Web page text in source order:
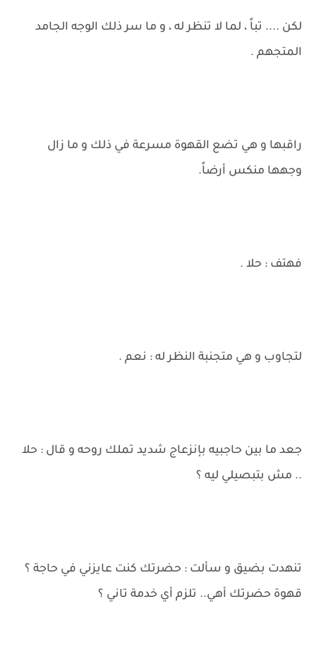
لكن .... تباً ، لما لا تنظر له ، و ما سر ذلك الوجه الجامد
المتجهم .
راقبها و هي تضع القهوة مسرعة في ذلك و ما زال
وجهها منكس أرضاً.
فهتف : حلا .
لتجاوب و هي متجنبة النظر له : نعم .
جعد ما بين حاجبيه بإنزعاج شديد تملك روحه و قال : حلا
.. مش بتبصيلي ليه ؟
تنهدت بضيق و سألت : حضرتك كنت عايزني في حاجة ؟
قهوة حضرتك أهي.. تلزم أي خدمة تاني ؟